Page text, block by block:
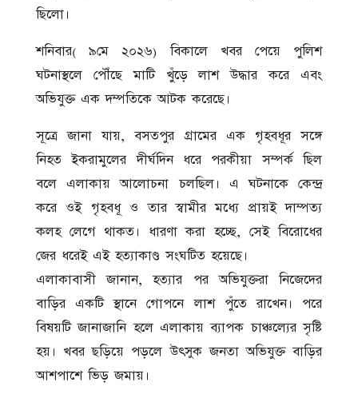
ছিলো।
শনিবার( ৯মে ২০২৬) বিকালে খবর পেয়ে পুলিশ
ঘটনাস্থলে পৌঁছে মাটি খুঁড়ে লাশ উদ্ধার করে এবং
অভিযুক্ত এক দম্পতিকে আটক করেছে।
সূত্রে জানা যায়, বসতপুর গ্রামের এক গৃহবধূর সঙ্গে
নিহত ইকরামুলের দীর্ঘদিন ধরে পরকীয়া সম্পর্ক ছিল
বলে এলাকায় আলোচনা চলছিল। এ ঘটনাকে কেন্দ্র
করে ওই গৃহবধূ ও তার স্বামীর মধ্যে প্রায়ই দাম্পত্য
কলহ লেগে থাকত। ধারণা করা হচ্ছে, সেই বিরোধের
জের ধরেই এই হত্যাকাণ্ড সংঘটিত হয়েছে।
এলাকাবাসী জানান, হত্যার পর অভিযুক্তরা নিজেদের
বাড়ির একটি স্থানে গোপনে লাশ পুঁতে রাখেন। পরে
বিষয়টি জানাজানি হলে এলাকায় ব্যাপক চাঞ্চল্যের সৃষ্টি
হয়। খবর ছড়িয়ে পড়লে উৎসুক জনতা অভিযুক্ত বাড়ির
আশপাশে ভিড় জমায়।